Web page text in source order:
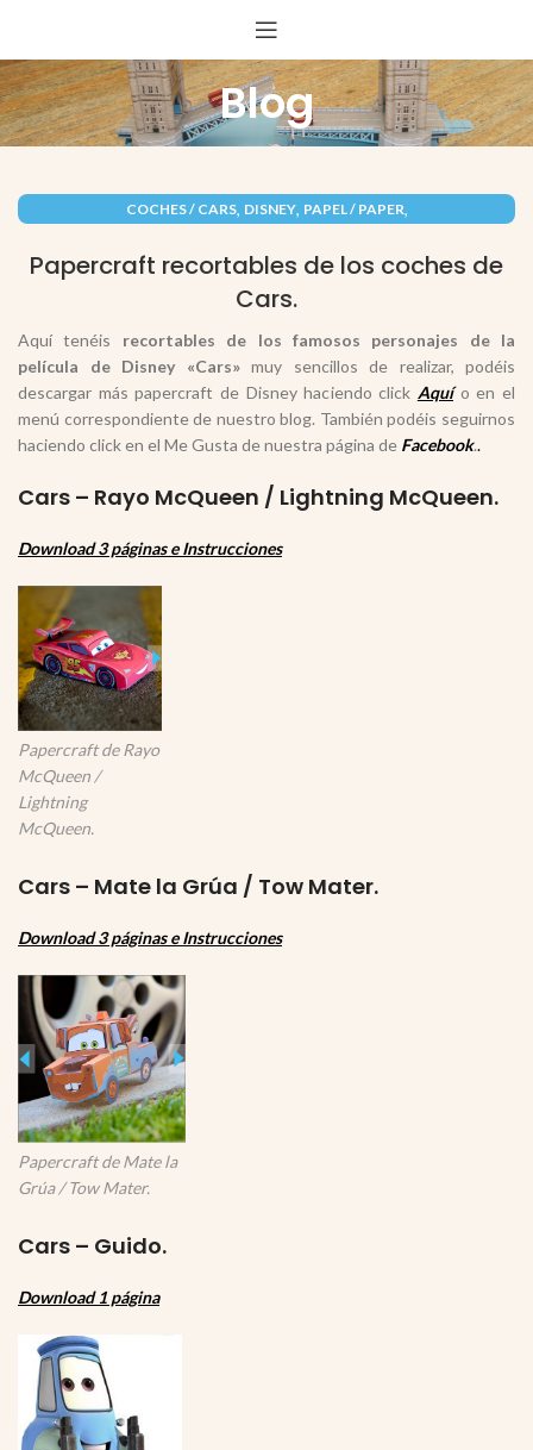
Blog
COCHES / CARS, DISNEY, PAPEL / PAPER,
Papercraft recortables de los coches de
Cars.
Aquí tenéis recortables de los famosos personajes de la
película de
Disney «Cars» muy sencillos de realizar, podéis
descargar más papercraft de Disney haciendo click Aquío en el
menú correspondiente de nuestro blog. También podéis seguirnos
haciendo click en el Me Gusta de nuestra página de Facebook..
Cars – Rayo McQueen / Lightning McQueen.
Download 3 páginas e Instrucciones
Papercraft de Rayo
McQueen /
Lightning
McQueen.
Cars – Mate la Grúa / Tow Mater.
Download 3 páginas e Instrucciones
Papercraft de Mate la
Grúa / Tow Mater.
Cars – Guido.
Download 1 página